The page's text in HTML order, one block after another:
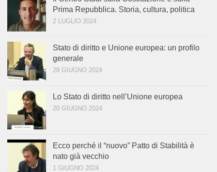
Prima Repubblica. Storia, cultura, politica
2 LUGLIO 2024
Stato di diritto e Unione europea: un profilo
generale
28 GIUGNO 2024
Lo Stato di diritto nell’Unione europea
20 GIUGNO 2024
Ecco perché il “nuovo” Patto di Stabilità è
nato già vecchio
1 GIUGNO 2024